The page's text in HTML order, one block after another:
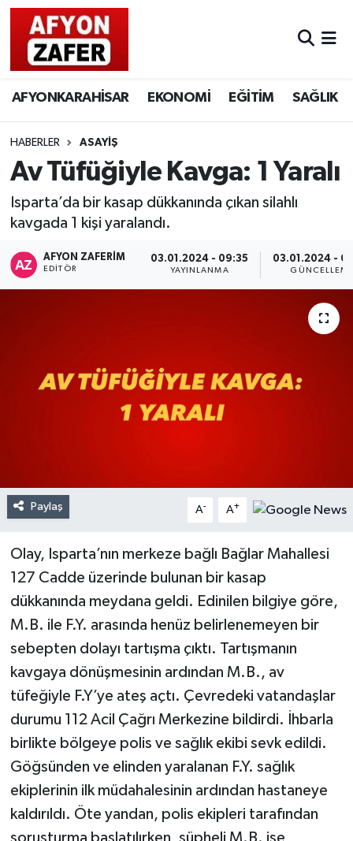
AFYONKARAHİSAR EKONOMİ EĞİTİM SAĞLIK
HABERLER ASAYİŞ
Av Tüfüğiyle Kavga: 1 Yaralı
Isparta’da bir kasap dükkanında çıkan silahlı
kavgada 1 kişi yaralandı.
AFYON ZAFERİM
EDITÖR
03.01.2024 - 09:35
YAYINLANMA
03.01.2024 -
Paylaş A- A+
Olay, Isparta’nın merkeze bağlı Bağlar Mahallesi
127 Cadde üzerinde bulunan bir kasap
dükkanında meydana geldi. Edinilen bilgiye göre,
M.B. ile F.Y. arasında henüz belirlenemeyen bir
sebepten dolayı tartışma çıktı. Tartışmanın
kavgaya dönüşmesinin ardından M.B., av
tüfeğiyle F.Y’ye ateş açtı. Çevredeki vatandaşlar
durumu 112 Acil Çağrı Merkezine bildirdi. İhbarla
birlikte bölgeye polis ve sağlık ekibi sevk edildi.
Göğsünden ve elinden yaralanan F.Y. sağlık
ekiplerinin ilk müdahalesinin ardından hastaneye
kaldırıldı. Öte yandan, polis ekipleri tarafından
soruşturma başlatılırken, şüpheli M.B. ise